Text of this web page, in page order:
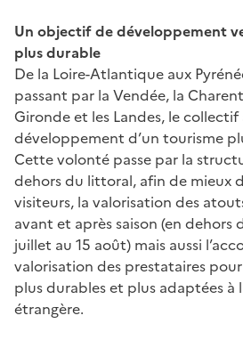
Un objectif de développement
plus durable
De la Loire-Atlantique aux
passant par la Vendée, la
Gironde et les Landes, le
développement d’un tourisme
Cette volonté passe par la
dehors du littoral, afin de mieux
visiteurs, la valorisation des
avant et après saison (en dehors
juillet au 15 août) mais aussi
valorisation des prestataires
plus durables et plus adaptées à
étrangère.